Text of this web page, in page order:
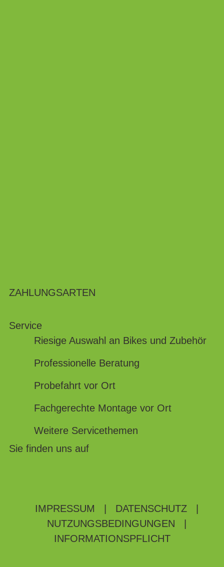
ZAHLUNGSARTEN
Service
Riesige Auswahl an Bikes und Zubehör
Professionelle Beratung
Probefahrt vor Ort
Fachgerechte Montage vor Ort
Weitere Servicethemen
Sie finden uns auf
IMPRESSUM DATENSCHUTZ
NUTZUNGSBEDINGUNGEN
INFORMATIONSPFLICHT